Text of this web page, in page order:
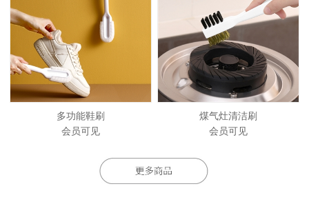
多功能鞋刷
会员可见
煤气灶清洁刷
会员可见